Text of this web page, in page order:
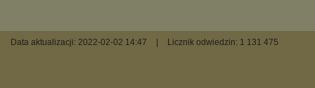
Data aktualizacji: 2022-02-02 14:47 Licznik odwiedzin: 1 131 475